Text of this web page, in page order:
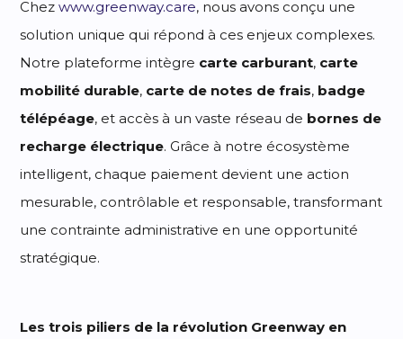
Chezwww.greenway.care, nous avons conçu une
solution unique qui répond à ces enjeux complexes.
Notre plateforme intègre carte carburant, carte
mobilité durable, carte de notes de frais, badge
télépéage, et accès à un vaste réseau de bornes de
recharge électrique. Grâce à notre écosystème
intelligent, chaque paiement devient une action
mesurable, contrôlable et responsable, transformant
une contrainte administrative en une opportunité
stratégique.
Les trois piliers de la révolution Greenway en